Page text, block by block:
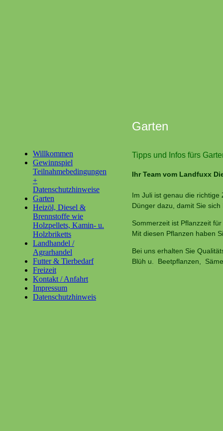
Willkommen
Gewinnspiel
Teilnahmebedingungen
+
Datenschutzhinweise
Garten
Heizöl, Diesel &
Brennstoffe wie
Holzpellets, Kamin- u.
Holzbriketts
Landhandel /
Agrarhandel
Futter & Tierbedarf
Freizeit
Kontakt / Anfahrt
Impressum
Datenschutzhinweis
Garten
Tipps und Infos fürs
Ihr Team vom Landfuxx
Im Juli ist genau die
Dünger dazu, damit Sie
Sommerzeit ist Pflanzzeit
Mit diesen Pflanzen haben
Bei uns erhalten Sie
Blüh u. Beetpflanzen,